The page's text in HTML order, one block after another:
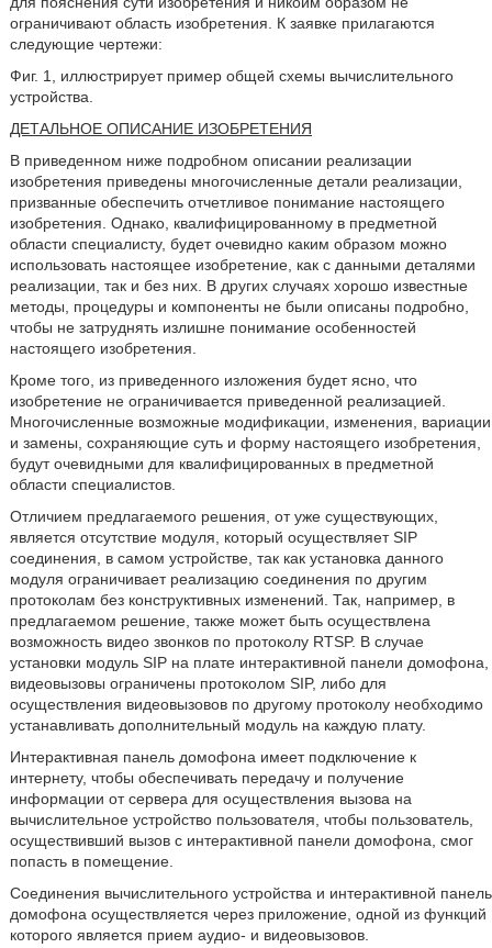
ограничивают область изобретения. К заявке прилагаются
следующие чертежи:
Фиг. 1, иллюстрирует пример общей схемы вычислительного
устройства.
ДЕТАЛЬНОЕ ОПИСАНИЕ ИЗОБРЕТЕНИЯ
В приведенном ниже подробном описании реализации
изобретения приведены многочисленные детали реализации,
призванные обеспечить отчетливое понимание настоящего
изобретения. Однако, квалифицированному в предметной
области специалисту, будет очевидно каким образом можно
использовать настоящее изобретение, как с данными деталями
реализации, так и без них. В других случаях хорошо известные
методы, процедуры и компоненты не были описаны подробно,
чтобы не затруднять излишне понимание особенностей
настоящего изобретения.
Кроме того, из приведенного изложения будет ясно, что
изобретение не ограничивается приведенной реализацией.
Многочисленные возможные модификации, изменения, вариации
и замены, сохраняющие суть и форму настоящего изобретения,
будут очевидными для квалифицированных в предметной
области специалистов.
Отличием предлагаемого решения, от уже существующих,
является отсутствие модуля, который осуществляет SIP
соединения, в самом устройстве, так как установка данного
модуля ограничивает реализацию соединения по другим
протоколам без конструктивных изменений. Так, например, в
предлагаемом решение, также может быть осуществлена
возможность видео звонков по протоколу RTSP. В случае
установки модуль SIP на плате интерактивной панели домофона,
видеовызовы ограничены протоколом SIP, либо для
осуществления видеовызовов по другому протоколу необходимо
устанавливать дополнительный модуль на каждую плату.
Интерактивная панель домофона имеет подключение к
интернету, чтобы обеспечивать передачу и получение
информации от сервера для осуществления вызова на
вычислительное устройство пользователя, чтобы пользователь,
осуществивший вызов с интерактивной панели домофона, смог
попасть в помещение.
Соединения вычислительного устройства и интерактивной панель
домофона осуществляется через приложение, одной из функций
которого является прием аудио- и видеовызовов.